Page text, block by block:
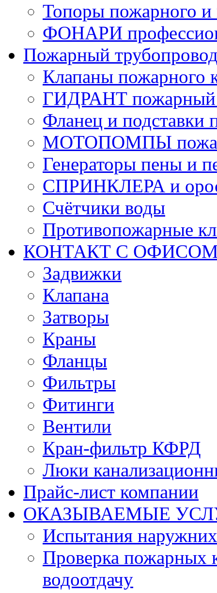
Топоры пожарного и
ФОНАРИ
Пожарный
Клапаны пожарного
ГИДРАНТ пожарный
Фланец и подставки
МОТОПОМПЫ
Генераторы пены и
СПРИНКЛЕРА и
Счётчики воды
Противопожарные
КОНТАКТ С ОФИСОМ
Задвижки
Клапана
Затворы
Краны
Фланцы
Фильтры
Фитинги
Вентили
Кран-фильтр КФРД
Люки
Прайс-лист компании
ОКАЗЫВАЕМЫЕ
Испытания
Проверка пожарных
водоотдачу